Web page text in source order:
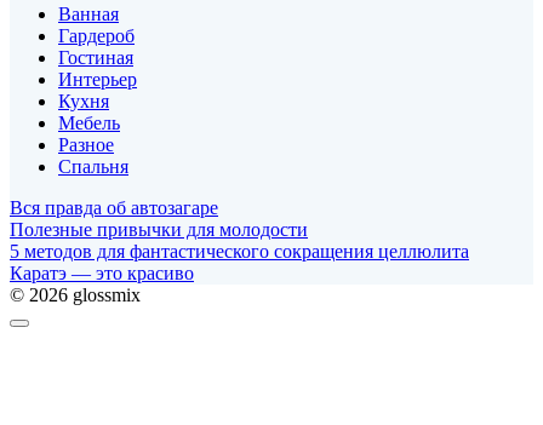
Ванная
Гардероб
Гостиная
Интерьер
Кухня
Мебель
Разное
Спальня
Вся правда об автозагаре
Полезные привычки для молодости
5 методов для фантастического сокращения целлюлита
Каратэ — это красиво
© 2026 glossmix